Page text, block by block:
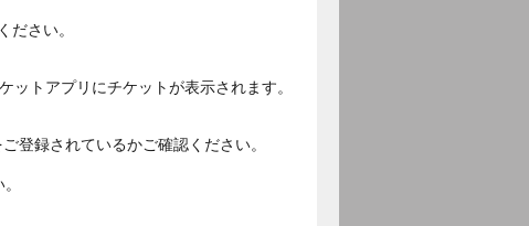
さい。
トアプリにチケットが表示されます。
登録されているかご確認ください。
。